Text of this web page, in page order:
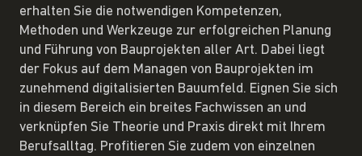
erhalten Sie die notwendigen Kompetenzen,
Methoden und Werkzeuge zur erfolgreichen Planung
und Führung von Bauprojekten aller Art. Dabei liegt
der Fokus auf dem Managen von Bauprojekten im
zunehmend digitalisierten Bauumfeld. Eignen Sie sich
in diesem Bereich ein breites Fachwissen an und
verknüpfen Sie Theorie und Praxis direkt mit Ihrem
Berufsalltag. Profitieren Sie zudem von einzelnen